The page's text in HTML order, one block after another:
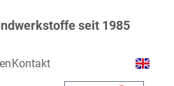
seit 1985
Kontakt